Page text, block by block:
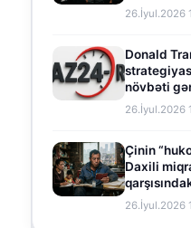
26.İyul.2026
Donald
növbəti
mərhələsi
26.İyul.2026
Çinin
Daxili
sədd
26.İyul.2026